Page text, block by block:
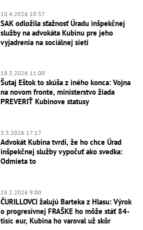
10.4.2026 10:37
SAK odložila sťažnosť Úradu inšpekčnej
služby na advokáta Kubinu pre jeho
vyjadrenia na sociálnej sieti
18.3.2026 11:00
Šutaj Eštok to skúša z iného konca: Vojna
na novom fronte, ministerstvo žiada
PREVERIŤ Kubinove statusy
3.3.2026 17:17
Advokát Kubina tvrdí, že ho chce Úrad
inšpekčnej služby vypočuť ako svedka:
Odmieta to
28.2.2026 9:00
ČURILLOVCI žalujú Barteka z Hlasu: Výrok
o progresívnej FRAŠKE ho môže stáť 84-
tisíc eur, Kubina ho varoval už skôr